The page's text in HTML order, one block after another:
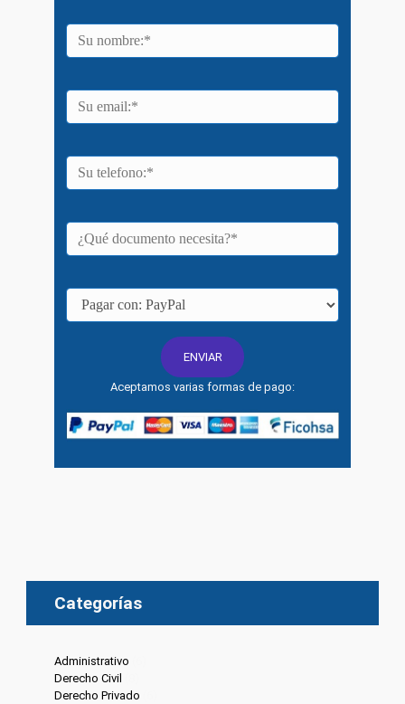
Aceptamos varias formas de pago:
Categorías
Administrativo
Derecho Civil
Derecho Privado